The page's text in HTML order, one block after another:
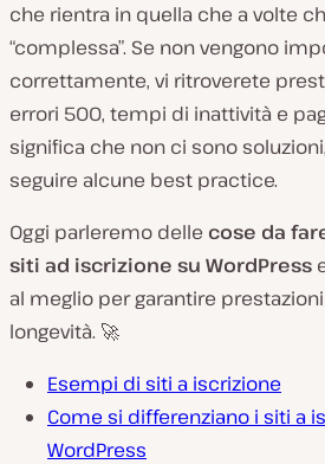
che rientra in quella che a volte
“complessa”. Se non vengono
correttamente, vi ritroverete
errori 500, tempi di inattività e
significa che non ci sono
seguire alcune best practice.
Oggi parleremo delle cose da
siti ad iscrizione su WordPress
al meglio per garantire
longevità. 🚀
Esempi di siti a iscrizione
Come si differenziano i siti a
WordPress